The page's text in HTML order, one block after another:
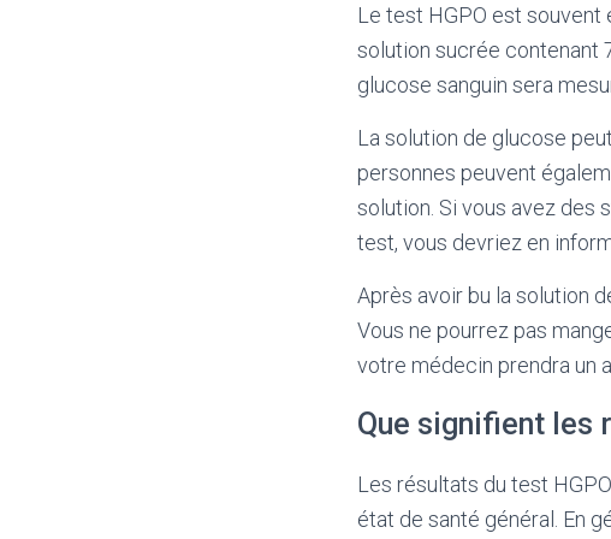
Le test HGPO est souvent
solution sucrée contenant
glucose sanguin sera
La solution de glucose
personnes peuvent
solution. Si vous avez des
test, vous devriez en
Après avoir bu la solution
Vous ne pourrez pas
votre médecin prendra un
Que signifient les
Les résultats du test
état de santé général. En